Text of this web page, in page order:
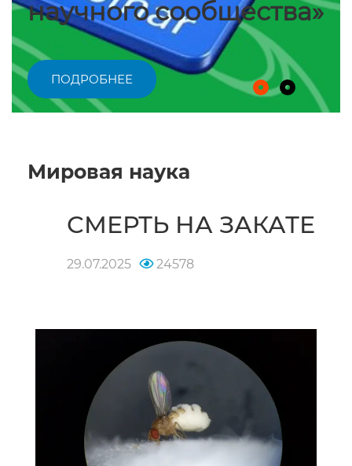
научного сообщества»
ПОДРОБНЕЕ
Мировая наука
СМЕРТЬ НА ЗАКАТЕ
29.07.2025 24578